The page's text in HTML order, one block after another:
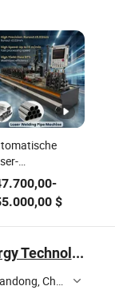
industrielle
-
$
Shandong Pulita New Energy Technology Co., Ltd.
China